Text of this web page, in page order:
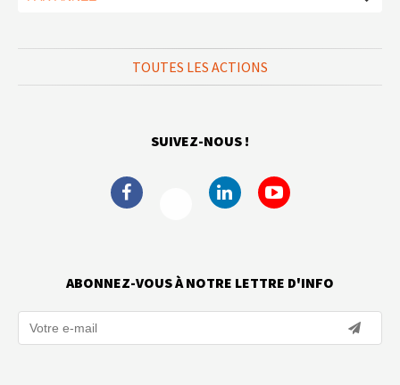
TOUTES LES ACTIONS
SUIVEZ-NOUS !
ABONNEZ-VOUS À NOTRE LETTRE D'INFO